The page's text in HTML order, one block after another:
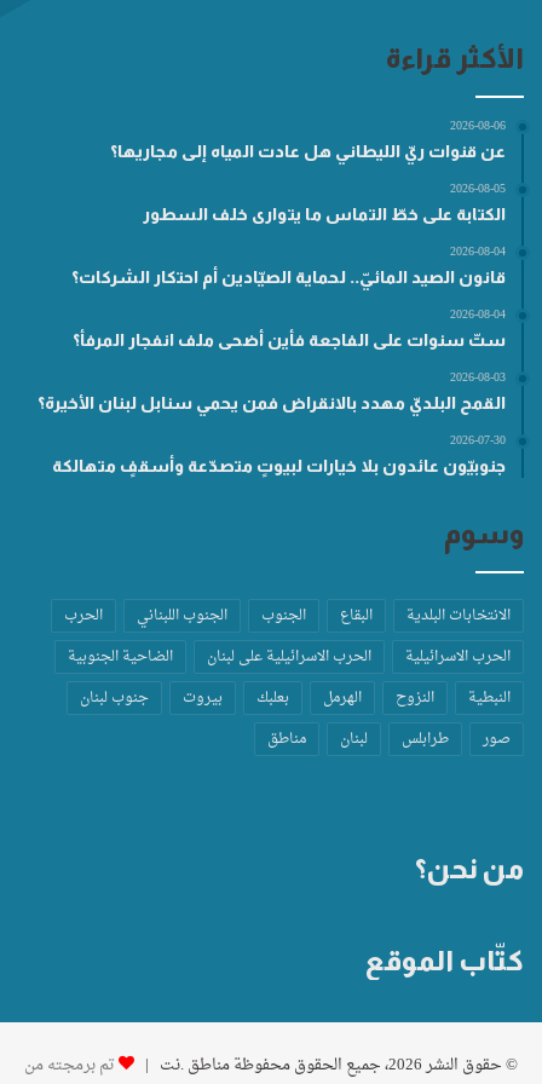
الأكثر قراءة
2026-08-06
عن قنوات ريّ الليطاني هل عادت المياه إلى مجاريها؟
2026-08-05
الكتابة على خطّ التماس ما يتوارى خلف السطور
2026-08-04
قانون الصيد المائيّ.. لحماية الصيّادين أم احتكار الشركات؟
2026-08-04
ستّ سنوات على الفاجعة فأين أضحى ملف انفجار المرفأ؟
2026-08-03
القمح البلديّ مهدد بالانقراض فمن يحمي سنابل لبنان الأخيرة؟
2026-07-30
جنوبيّون عائدون بلا خيارات لبيوتٍ متصدّعة وأسقفٍ متهالكة
وسوم
الانتخابات البلدية البقاع الجنوب الجنوب اللبناني
الحرب
الحرب الاسرائيلية
الحرب الاسرائيلية على لبنان
الضاحية الجنوبية
النبطية
النزوح الهرمل بعلبك بيروت
جنوب لبنان
صور
طرابلس لبنان مناطق
من نحن؟
كتّاب الموقع
© حقوق النشر 2026، جميع الحقوق محفوظة مناطق .نت | تم برمجته من